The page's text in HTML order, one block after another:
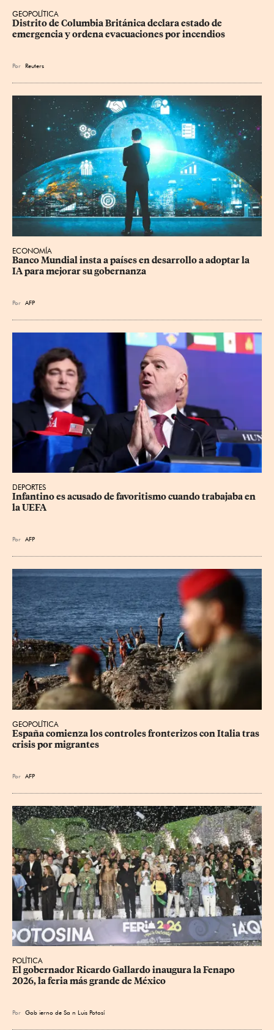
GEOPOLÍTICA
Distrito de Columbia Británica declara estado de
emergencia y ordena evacuaciones por incendios
Por Reuters
ECONOMÍA
Banco Mundial insta a países en desarrollo a adoptar la
IA para mejorar su gobernanza
Por AFP
DEPORTES
Infantino es acusado de favoritismo cuando trabajaba en
la UEFA
Por AFP
GEOPOLÍTICA
España comienza los controles fronterizos con Italia tras
crisis por migrantes
Por AFP
POLÍTICA
​El gobernador Ricardo Gallardo inaugura la Fenapo
2026, la feria más grande de México
Por Gob ierno de Sa n Luis Potosí